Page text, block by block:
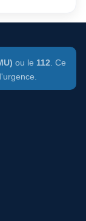
ou le 112 . Ce